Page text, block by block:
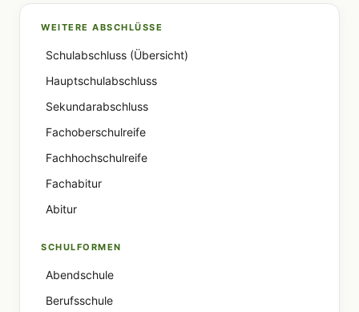
WEITERE ABSCHLÜSSE
Schulabschluss (Übersicht)
Hauptschulabschluss
Sekundarabschluss
Fachoberschulreife
Fachhochschulreife
Fachabitur
Abitur
SCHULFORMEN
Abendschule
Berufsschule